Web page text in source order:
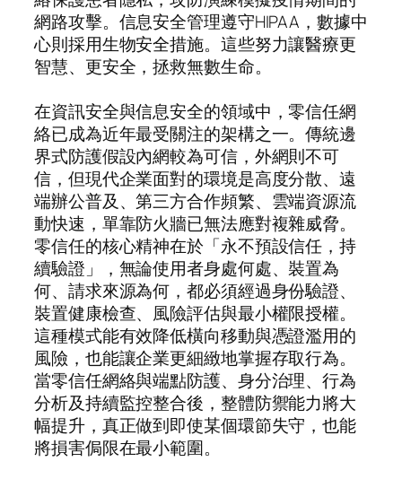
網路攻擊。信息安全管理遵守HIPAA，數據中
心則採用生物安全措施。這些努力讓醫療更
智慧、更安全，拯救無數生命。
在資訊安全與信息安全的領域中，零信任網
絡已成為近年最受關注的架構之一。傳統邊
界式防護假設內網較為可信，外網則不可
信，但現代企業面對的環境是高度分散、遠
端辦公普及、第三方合作頻繁、雲端資源流
動快速，單靠防火牆已無法應對複雜威脅。
零信任的核心精神在於「永不預設信任，持
續驗證」，無論使用者身處何處、裝置為
何、請求來源為何，都必須經過身份驗證、
裝置健康檢查、風險評估與最小權限授權。
這種模式能有效降低橫向移動與憑證濫用的
風險，也能讓企業更細緻地掌握存取行為。
當零信任網絡與端點防護、身分治理、行為
分析及持續監控整合後，整體防禦能力將大
幅提升，真正做到即使某個環節失守，也能
將損害侷限在最小範圍。